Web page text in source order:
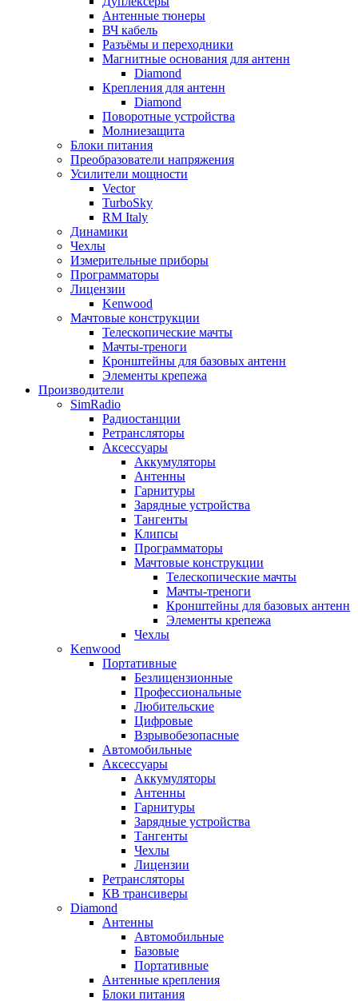
Антенные тюнеры
ВЧ кабель
Разъёмы и переходники
Магнитные основания для антенн
Diamond
Крепления для антенн
Diamond
Поворотные устройства
Молниезащита
Блоки питания
Преобразователи напряжения
Усилители мощности
Vector
TurboSky
RM Italy
Динамики
Чехлы
Измерительные приборы
Программаторы
Лицензии
Kenwood
Мачтовые конструкции
Телескопические мачты
Мачты-треноги
Кронштейны для базовых антенн
Элементы крепежа
Производители
SimRadio
Радиостанции
Ретрансляторы
Аксессуары
Аккумуляторы
Антенны
Гарнитуры
Зарядные устройства
Тангенты
Клипсы
Программаторы
Мачтовые конструкции
Телескопические мачты
Мачты-треноги
Кронштейны для базовых антенн
Элементы крепежа
Чехлы
Kenwood
Портативные
Безлицензионные
Профессиональные
Любительские
Цифровые
Взрывобезопасные
Автомобильные
Аксессуары
Аккумуляторы
Антенны
Гарнитуры
Зарядные устройства
Тангенты
Чехлы
Лицензии
Ретрансляторы
КВ трансиверы
Diamond
Антенны
Автомобильные
Базовые
Портативные
Антенные крепления
Блоки питания